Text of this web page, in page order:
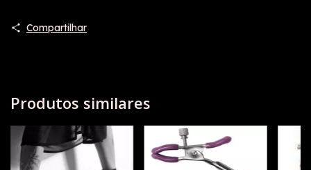
Compartilhar
Produtos similares